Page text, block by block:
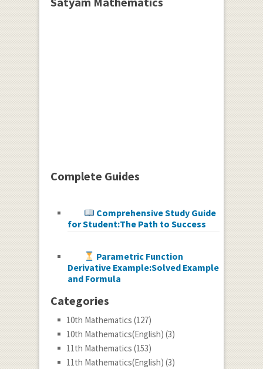
Complete Guides
Comprehensive Study Guide
for Student:The Path to Success
Parametric Function
Derivative Example:Solved Example
and Formula
Categories
10th Mathematics (127)
10th Mathematics(English) (3)
11th Mathematics (153)
11th Mathematics(English) (3)